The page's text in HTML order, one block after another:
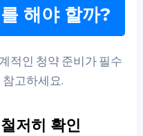
해야 할까?
적인 청약 준비가 필수
고하세요.
저히 확인